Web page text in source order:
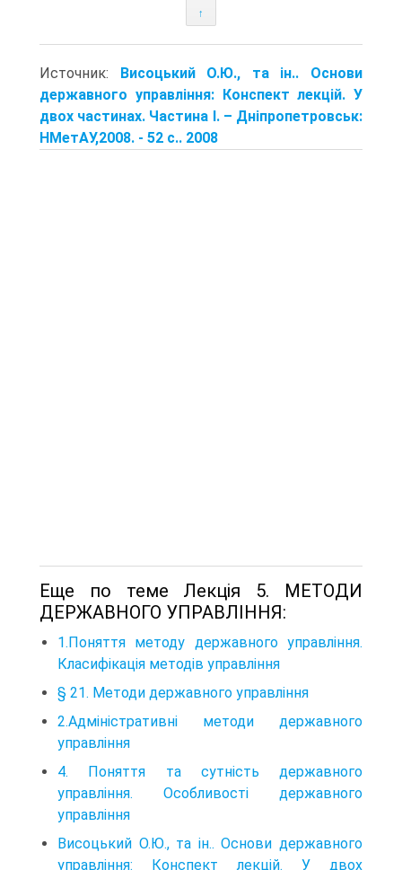
↑
Источник: Висоцький О.Ю., та ін.. Основи
державного управління: Конспект лекцій. У
двох частинах. Частина І. – Дніпропетровськ:
НМетАУ,2008. - 52 с.. 2008
Еще по теме Лекція 5. МЕТОДИ
ДЕРЖАВНОГО УПРАВЛІННЯ:
1.Поняття методу державного управління.
Класифікація методів управління
§ 21. Методи державного управління
2.Адміністративні методи державного
управління
4. Поняття та сутність державного
управління. Особливості державного
управління
Висоцький О.Ю., та ін.. Основи державного
управління: Конспект лекцій. У двох